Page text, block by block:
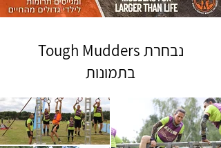
נבחרת Tough Mudders
בתמונות